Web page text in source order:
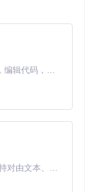
Claude Code 的开源替代方案。连接任意大模型，编辑代码，运行命令，自动验证 — 全自动执行。用 Rust 构建，极致性能。 ｜ An open-source alternative to Claude Code. Connect any LLM, edit code, run commands, and verify changes — autonomously. Built in Rust for speed. Get Started
MiniMax H3 是一个通用的全模态生成系统。它支持对由文本、图像、视频和音频组成的多模态上下文进行统一理解，并能生成分辨率高达 2K、时长可达 15 秒的带原生立体声音频的视频。得益于面向任务泛化的系统设计，H3 在预训练阶段就已具备广泛的多模态上下文理解与生成能力，能够出色地执行复杂的多模态指令。